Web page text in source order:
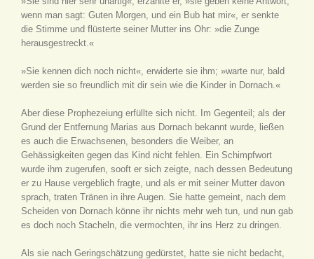
wenn man sagt: Guten Morgen, und ein Bub hat mir«, er senkte
die Stimme und flüsterte seiner Mutter ins Ohr: »die Zunge
herausgestreckt.«
»Sie kennen dich noch nicht«, erwiderte sie ihm; »warte nur, bald
werden sie so freundlich mit dir sein wie die Kinder in Dornach.«
Aber diese Prophezeiung erfüllte sich nicht. Im Gegenteil; als der
Grund der Entfernung Marias aus Dornach bekannt wurde, ließen
es auch die Erwachsenen, besonders die Weiber, an
Gehässigkeiten gegen das Kind nicht fehlen. Ein Schimpfwort
wurde ihm zugerufen, sooft er sich zeigte, nach dessen Bedeutung
er zu Hause vergeblich fragte, und als er mit seiner Mutter davon
sprach, traten Tränen in ihre Augen. Sie hatte gemeint, nach dem
Scheiden von Dornach könne ihr nichts mehr weh tun, und nun gab
es doch noch Stacheln, die vermochten, ihr ins Herz zu dringen.
Als sie nach Geringschätzung gedürstet, hatte sie nicht bedacht,